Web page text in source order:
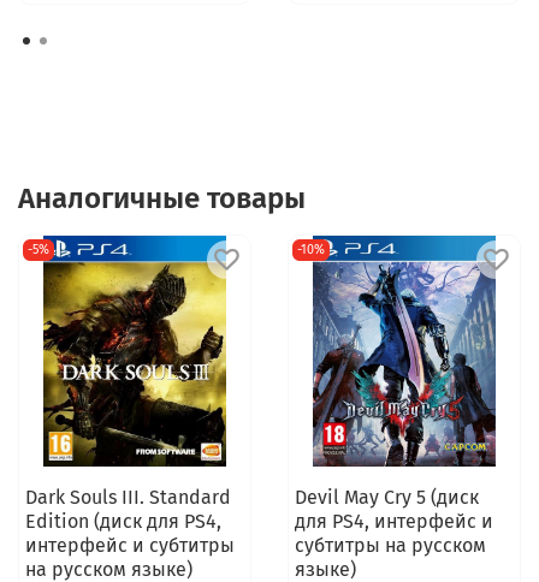
Аналогичные товары
-5%
Dark Souls III. Standard
Edition (диск для PS4,
интерфейс и субтитры
на русском языке)
-10%
Devil May Cry 5 (диск
для PS4, интерфейс и
субтитры на русском
языке)